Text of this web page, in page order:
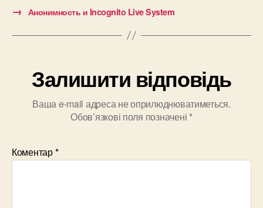
→ Анонимность и Incognito Live System
Залишити відповідь
Ваша e-mail адреса не оприлюднюватиметься.
Обов’язкові поля позначені *
Коментар*